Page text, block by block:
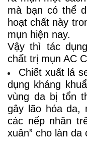
mà bạn có thể
hoạt chất này
mụn hiện nay.
Vậy thì tác
chất trị mụn AC
Chiết xuất lá
dụng kháng
vùng da bị tổn
gây lão hóa da,
các nếp nhăn
xuân” cho làn da